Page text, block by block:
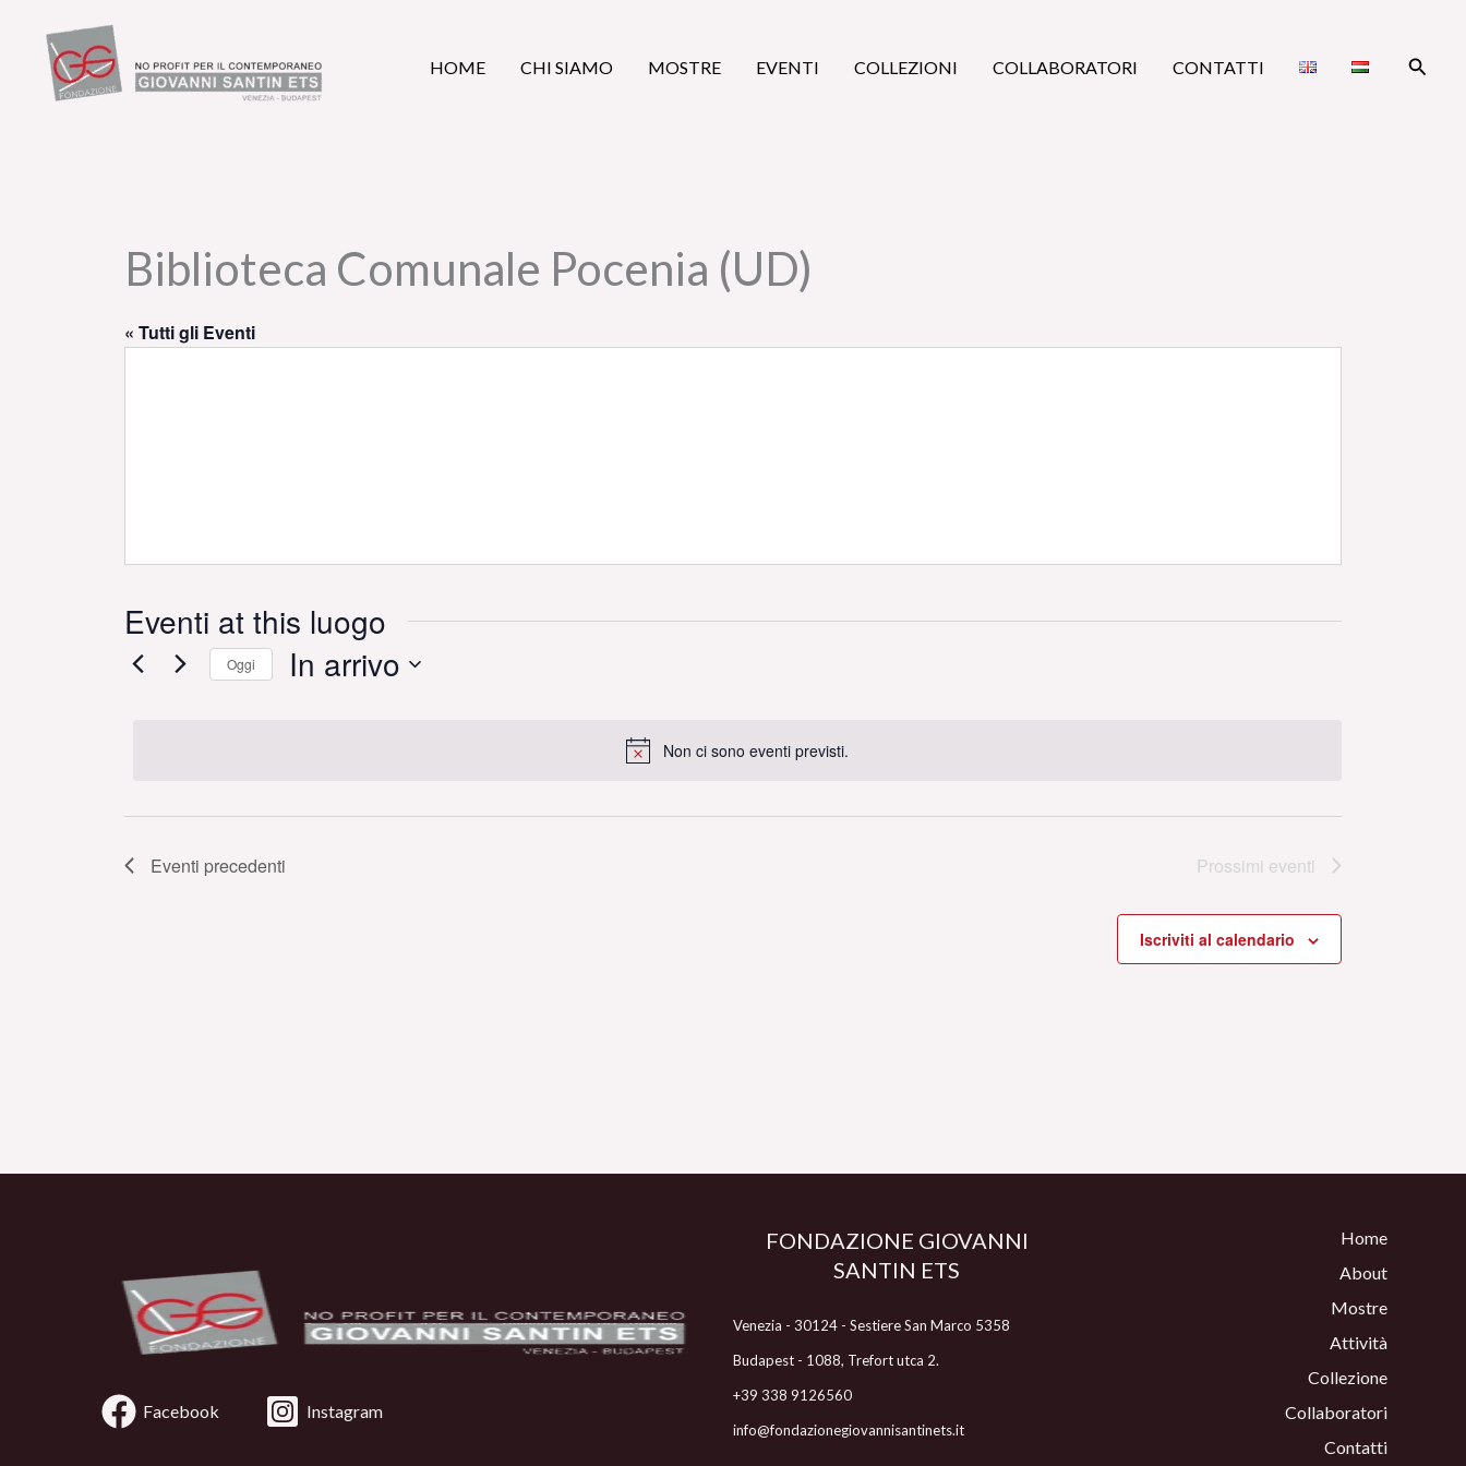
contenuto
HOME CHI SIAMO MOSTRE EVENTI COLLEZIONI COLLABORATORI CONTATTI Cerca
Biblioteca Comunale Pocenia (UD)
« Tutti gli Eventi
Eventi at this luogo
Notice
Non ci sono eventi previsti.
Oggi In arrivo
Eventi precedenti Prossimi eventi
Iscriviti al calendario
Facebook Instagram
FONDAZIONE GIOVANNI
SANTIN ETS
Venezia - 30124 - Sestiere San Marco 5358
Budapest - 1088, Trefort utca 2.
+39 338 9126560
info@fondazionegiovannisantinets.it
Home
About
Mostre
Attività
Collezione
Collaboratori
Contatti